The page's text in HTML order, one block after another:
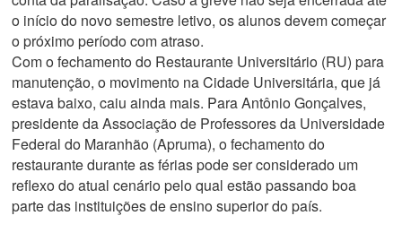
o início do novo semestre letivo, os alunos devem começar
o próximo período com atraso.
Com o fechamento do Restaurante Universitário (RU) para
manutenção, o movimento na Cidade Universitária, que já
estava baixo, caiu ainda mais. Para Antônio Gonçalves,
presidente da Associação de Professores da Universidade
Federal do Maranhão (Apruma), o fechamento do
restaurante durante as férias pode ser considerado um
reflexo do atual cenário pelo qual estão passando boa
parte das instituições de ensino superior do país.